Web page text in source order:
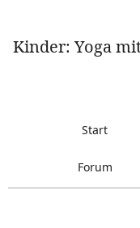
Kinder: Yoga
Start
Forum